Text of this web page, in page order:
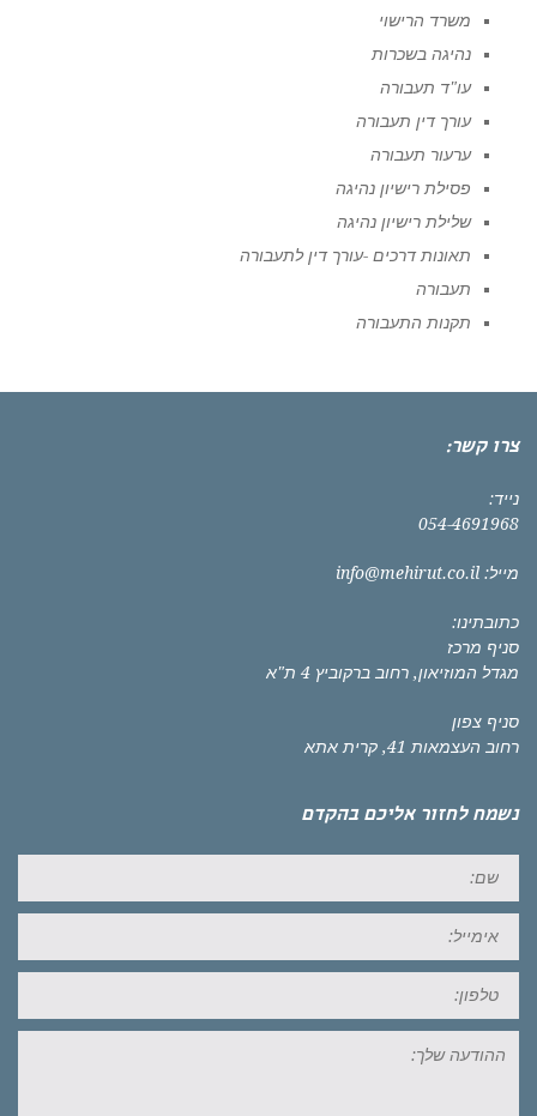
משרד הרישוי
נהיגה בשכרות
עו"ד תעבורה
עורך דין תעבורה
ערעור תעבורה
פסילת רישיון נהיגה
שלילת רישיון נהיגה
תאונות דרכים -עורך דין לתעבורה
תעבורה
תקנות התעבורה
צרו קשר:
נייד:
054-4691968
מייל: info@mehirut.co.il
כתובתינו:
סניף מרכז
מגדל המוזיאון, רחוב ברקוביץ 4 ת"א
סניף צפון
רחוב העצמאות 41, קרית אתא
נשמח לחזור אליכם בהקדם
שלך: